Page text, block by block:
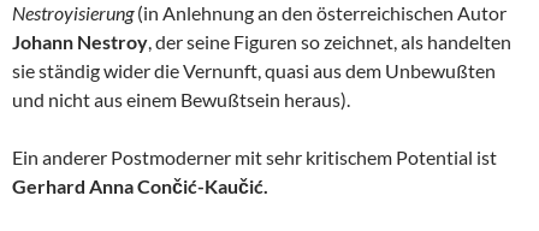
Nestroyisierung(in Anlehnung an den österreichischen Autor
Johann Nestroy, der seine Figuren so zeichnet, als handelten
sie ständig wider die Vernunft, quasi aus dem Unbewußten
und nicht aus einem Bewußtsein heraus).
Ein anderer Postmoderner mit sehr kritischem Potential ist
Gerhard Anna Cončić-Kaučić.